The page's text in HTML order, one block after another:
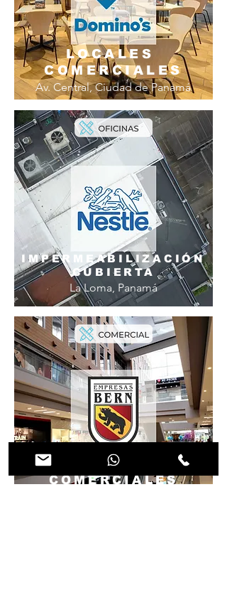
LOCALES
COMERCIALES
Av. Central, Ciudad de Panamá
IMPERMEABILIZACIÓN
CUBIERTA
La Loma, Panamá
LOCALES
COMERCIALES